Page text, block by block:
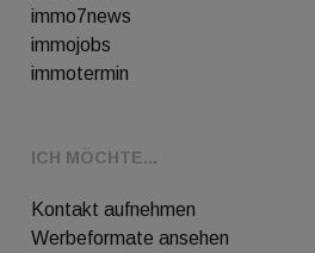
immo7news
immojobs
immotermin
ICH MÖCHTE...
Kontakt aufnehmen
Werbeformate ansehen